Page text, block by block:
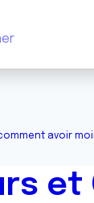
avoir
et